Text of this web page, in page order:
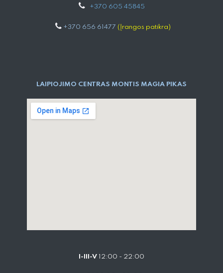
+370 605 4584​5
+370 656 61477 (Įrangos patikra)
LAIPIOJIMO CENTRAS MONTIS MAGIA PIKAS
I-III-V 12:00 - 22:00